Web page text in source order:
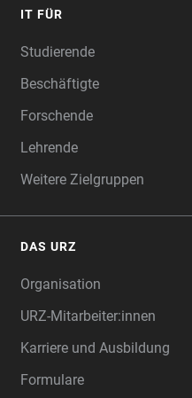
IT FÜR
Studierende
Beschäftigte
Forschende
Lehrende
Weitere Zielgruppen
DAS URZ
Organisation
URZ-Mitarbeiter:innen
Karriere und Ausbildung
Formulare